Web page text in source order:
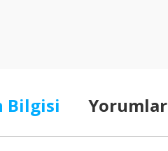
Bilgisi Yorumlar